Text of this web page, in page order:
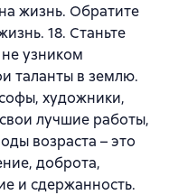
жизнь. Обратите
18. Станьте
узником
таланты в землю.
художники,
лучшие работы,
возраста – это
доброта,
и сдержанность.